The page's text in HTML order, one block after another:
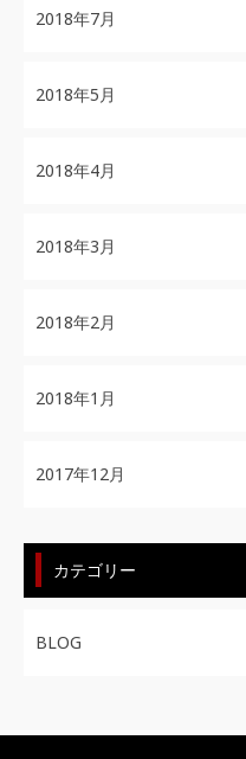
2018年7月
2018年5月
2018年4月
2018年3月
2018年2月
2018年1月
2017年12月
カテゴリー
BLOG